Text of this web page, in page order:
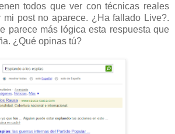
todos que ver con técnicas reales
post no aparece. ¿Ha fallado Live?.
parece más lógica esta respuesta que
¿Qué opinas tú?